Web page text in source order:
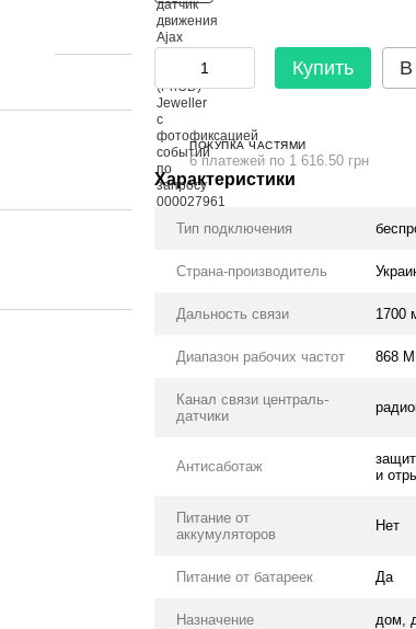
Купить В
ПОКУПКА ЧАСТЯМИ
6 платежей по 1 616.50 грн
Характеристики
Тип подключения
Страна-производитель
Дальность связи 1700
Диапазон рабочих частот 868
Канал связи централь-
датчики
Антисаботаж
и
Питание от
аккумуляторов
Нет
Питание от батареек Да
Назначение дом,